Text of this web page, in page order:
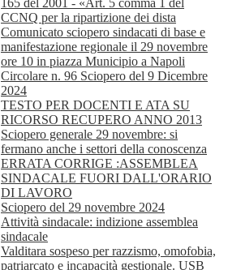
165 del 2001 - «Art. 5 comma 1 del
CCNQ per la ripartizione dei dista
Comunicato sciopero sindacati di base e
manifestazione regionale il 29 novembre
ore 10 in piazza Municipio a Napoli
Circolare n. 96 Sciopero del 9 Dicembre
2024
TESTO PER DOCENTI E ATA SU
RICORSO RECUPERO ANNO 2013
Sciopero generale 29 novembre: si
fermano anche i settori della conoscenza
ERRATA CORRIGE :ASSEMBLEA
SINDACALE FUORI DALL'ORARIO
DI LAVORO
Sciopero del 29 novembre 2024
Attività sindacale: indizione assemblea
sindacale
Valditara sospeso per razzismo, omofobia,
patriarcato e incapacità gestionale. USB